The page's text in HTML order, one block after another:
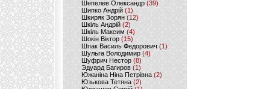
Шепелев Олександр (39)
Шипко Андрій(1)
Шкиряк Зорян(12)
Шкіль Андрій(2)
Шкіль Максим (4)
Шокін Віктор (15)
Шпак Василь Федорович (1)
Шульга Володимир (4)
Шуфрич Нестор(8)
Эдуард Багиров (1)
Южаніна Ніна Петрівна (2)
Юзькова Тетяна(2)